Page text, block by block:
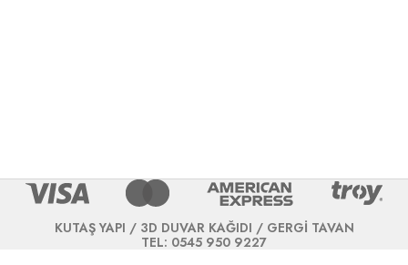
KUTAŞ YAPI / 3D DUVAR KAĞIDI / GERGİ TAVAN
TEL: 0545 950 9227